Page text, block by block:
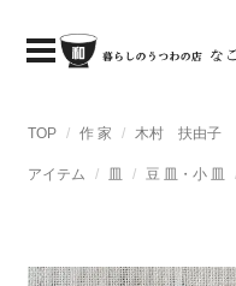
TOP 作 家 木村 扶由子
アイテム 皿 豆 皿・小 皿